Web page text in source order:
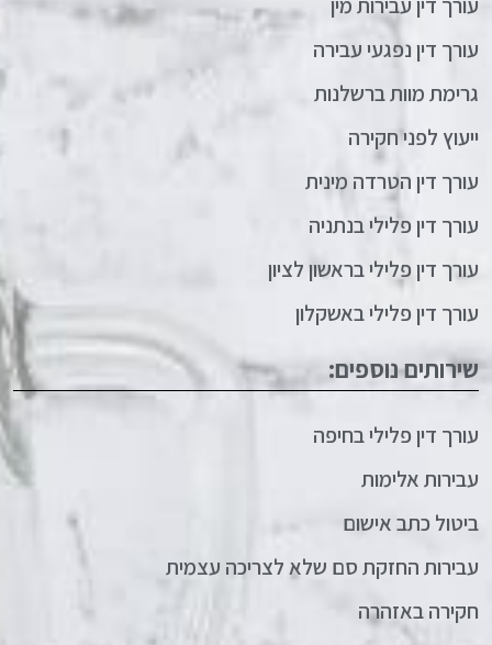
עורך דין נפגעי עבירה
גרימת מוות ברשלנות
ייעוץ לפני חקירה
עורך דין הטרדה מינית
עורך דין פלילי בנתניה
עורך דין פלילי בראשון לציון
עורך דין פלילי באשקלון
שירותים נוספים:
עורך דין פלילי בחיפה
עבירות אלימות
ביטול כתב אישום
עבירות החזקת סם שלא לצריכה עצמית
חקירה באזהרה